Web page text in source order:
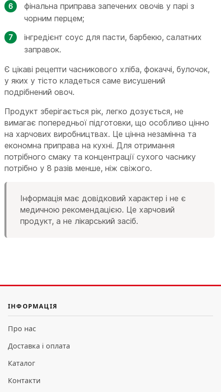
фінальна приправа запечених овочів у парі з
чорним перцем;
інгредієнт соус для пасти, барбекю, салатних
заправок.
Є цікаві рецепти часникового хліба, фокаччі, булочок,
у яких у тісто кладеться саме висушений
подрібнений овоч.
Продукт зберігається рік, легко дозується, не
вимагає попередньої підготовки, що особливо цінно
на харчових виробництвах. Це цінна незамінна та
економна приправа на кухні. Для отримання
потрібного смаку та концентрації сухого часнику
потрібно у 8 разів менше, ніж свіжого.
Інформація має довідковий характер і не є
медичною рекомендацією. Це харчовий
продукт, а не лікарський засіб.
ІНФОРМАЦІЯ
Про нас
Доставка і оплата
Каталог
Контакти